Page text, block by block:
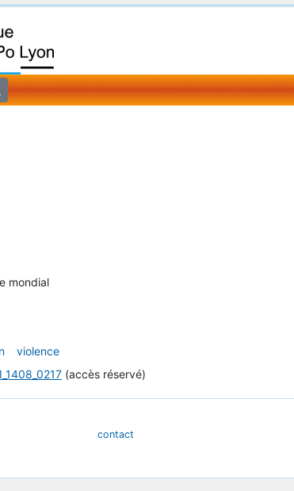
mondial
violence
(accès réservé)
contact